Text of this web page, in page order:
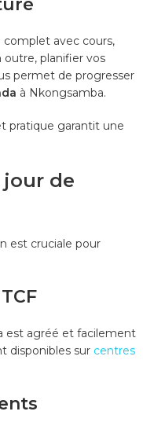
avec cours,
outre, planifier vos
permet de progresser
à Nkongsamba.
pratique garantit une
jour de
est cruciale pour
est agréé et facilement
disponibles sur centres